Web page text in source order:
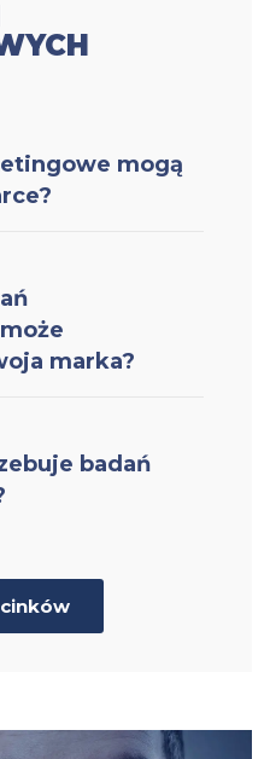
mogą
marka?
badań